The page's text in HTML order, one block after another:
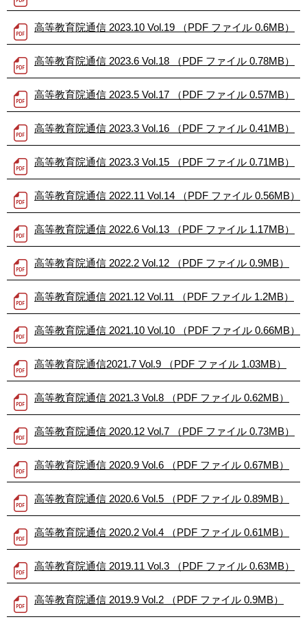
高等教育院通信 2023.10 Vol.19 （PDF ファイル 0.6MB）
高等教育院通信 2023.6 Vol.18 （PDF ファイル 0.78MB）
高等教育院通信 2023.5 Vol.17 （PDF ファイル 0.57MB）
高等教育院通信 2023.3 Vol.16 （PDF ファイル 0.41MB）
高等教育院通信 2023.3 Vol.15 （PDF ファイル 0.71MB）
高等教育院通信 2022.11 Vol.14 （PDF ファイル 0.56MB）
高等教育院通信 2022.6 Vol.13 （PDF ファイル 1.17MB）
高等教育院通信 2022.2 Vol.12 （PDF ファイル 0.9MB）
高等教育院通信 2021.12 Vol.11 （PDF ファイル 1.2MB）
高等教育院通信 2021.10 Vol.10 （PDF ファイル 0.66MB）
高等教育院通信2021.7 Vol.9 （PDF ファイル 1.03MB）
高等教育院通信 2021.3 Vol.8 （PDF ファイル 0.62MB）
高等教育院通信 2020.12 Vol.7 （PDF ファイル 0.73MB）
高等教育院通信 2020.9 Vol.6 （PDF ファイル 0.67MB）
高等教育院通信 2020.6 Vol.5 （PDF ファイル 0.89MB）
高等教育院通信 2020.2 Vol.4 （PDF ファイル 0.61MB）
高等教育院通信 2019.11 Vol.3 （PDF ファイル 0.63MB）
高等教育院通信 2019.9 Vol.2 （PDF ファイル 0.9MB）